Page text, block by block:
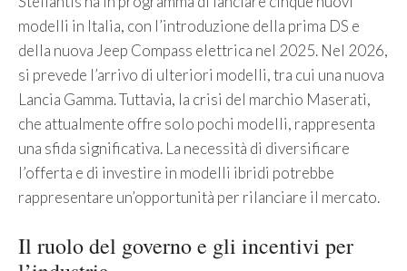
modelli in Italia, con l’introduzione della prima DS e
della nuova Jeep Compass elettrica nel 2025. Nel 2026,
si prevede l’arrivo di ulteriori modelli, tra cui una nuova
Lancia Gamma. Tuttavia, la crisi del marchio Maserati,
che attualmente offre solo pochi modelli, rappresenta
una sfida significativa. La necessità di diversificare
l’offerta e di investire in modelli ibridi potrebbe
rappresentare un’opportunità per rilanciare il mercato.
Il ruolo del governo e gli incentivi per